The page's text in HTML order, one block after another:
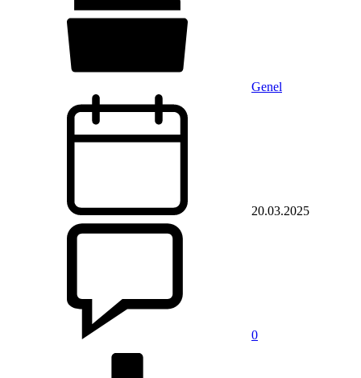
Genel
20.03.2025
0